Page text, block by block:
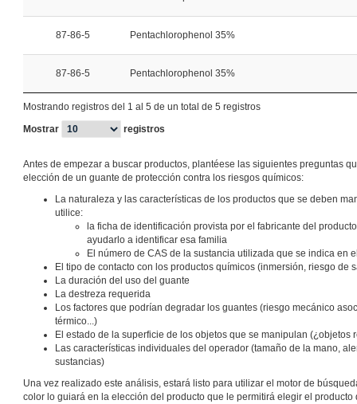
87-86-5 Pentachlorophenol 35%
87-86-5 Pentachlorophenol 35%
Mostrando registros del 1 al 5 de un total de 5 registros
Mostrar
registros
Antes de empezar a buscar productos, plantéese las siguientes preguntas
elección de un guante de protección contra los riesgos químicos:
La naturaleza y las características de los productos que se deben
utilice:
la ficha de identificación provista por el fabricante del
ayudarlo a identificar esa familia
El número de CAS de la sustancia utilizada que se indica en
El tipo de contacto con los productos químicos (inmersión, riesgo de
La duración del uso del guante
La destreza requerida
Los factores que podrían degradar los guantes (riesgo mecánico
térmico...)
El estado de la superficie de los objetos que se manipulan (¿objetos
Las características individuales del operador (tamaño de la mano,
sustancias)
Una vez realizado este análisis, estará listo para utilizar el motor de
color lo guiará en la elección del producto que le permitirá elegir el producto